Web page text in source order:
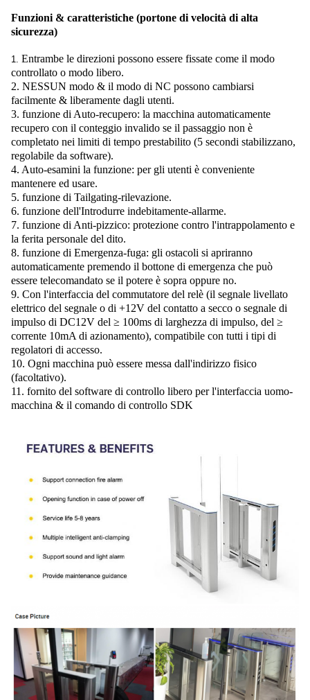
Funzioni & caratteristiche (portone di velocità di alta
sicurezza)
1. Entrambe le direzioni possono essere fissate come il modo
controllato o modo libero.
2. NESSUN modo & il modo di NC possono cambiarsi
facilmente & liberamente dagli utenti.
3. funzione di Auto-recupero: la macchina automaticamente
recupero con il conteggio invalido se il passaggio non è
completato nei limiti di tempo prestabilito (5 secondi stabilizzano,
regolabile da software).
4. Auto-esamini la funzione: per gli utenti è conveniente
mantenere ed usare.
5. funzione di Tailgating-rilevazione.
6. funzione dell'Introdurre indebitamente-allarme.
7. funzione di Anti-pizzico: protezione contro l'intrappolamento e
la ferita personale del dito.
8. funzione di Emergenza-fuga: gli ostacoli si apriranno
automaticamente premendo il bottone di emergenza che può
essere telecomandato se il potere è sopra oppure no.
9. Con l'interfaccia del commutatore del relè (il segnale livellato
elettrico del segnale o di +12V del contatto a secco o segnale di
impulso di DC12V del ≥ 100ms di larghezza di impulso, del ≥
corrente 10mA di azionamento), compatibile con tutti i tipi di
regolatori di accesso.
10. Ogni macchina può essere messa dall'indirizzo fisico
(facoltativo).
11. fornito del software di controllo libero per l'interfaccia uomo-
macchina & il comando di controllo SDK